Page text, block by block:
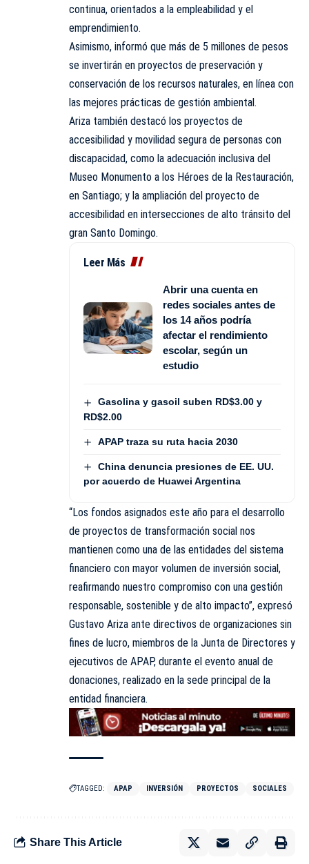
continua, orientados a la empleabilidad y el
emprendimiento.
Asimismo, informó que más de 5 millones de pesos
se invertirán en proyectos de preservación y
conservación de los recursos naturales, en línea con
las mejores prácticas de gestión ambiental.
Ariza también destacó los proyectos de
accesibilidad y movilidad segura de personas con
discapacidad, como la adecuación inclusiva del
Museo Monumento a los Héroes de la Restauración,
en Santiago; y la ampliación del proyecto de
accesibilidad en intersecciones de alto tránsito del
gran Santo Domingo.
Leer Más
Abrir una cuenta en
redes sociales antes de
los 14 años podría
afectar el rendimiento
escolar, según un
estudio
Gasolina y gasoil suben RD$3.00 y
RD$2.00
APAP traza su ruta hacia 2030
China denuncia presiones de EE. UU.
por acuerdo de Huawei Argentina
“Los fondos asignados este año para el desarrollo
de proyectos de transformación social nos
mantienen como una de las entidades del sistema
financiero con mayor volumen de inversión social,
reafirmando nuestro compromiso con una gestión
responsable, sostenible y de alto impacto”, expresó
Gustavo Ariza ante directivos de organizaciones sin
fines de lucro, miembros de la Junta de Directores y
ejecutivos de APAP, durante el evento anual de
donaciones, realizado en la sede principal de la
entidad financiera.
TAGGED: APAP INVERSIÓN PROYECTOS SOCIALES
Share This Article